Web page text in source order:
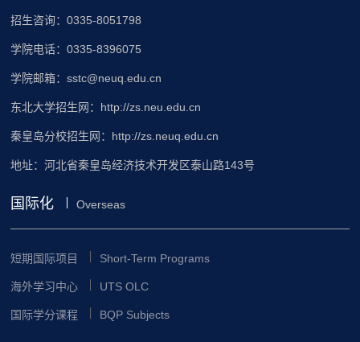
招生咨询：0335-8051798
学院电话：0335-8396075
学院邮箱：sstc@neuq.edu.cn
东北大学招生网：http://zs.neu.edu.cn
秦皇岛分校招生网：http://zs.neuq.edu.cn
地址：河北省秦皇岛经济技术开发区泰山路143号
国际化 Overseas
短期国际项目 Short-Term Programs
海外学习中心 UTS OLC
国际学分课程 BQP Subjects